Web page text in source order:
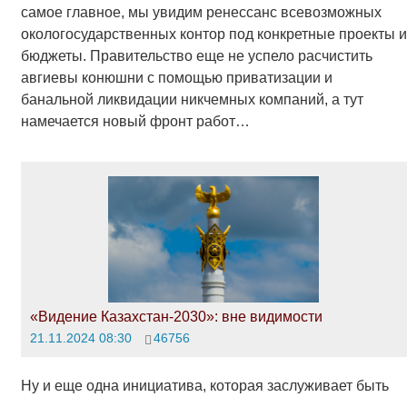
самое главное, мы увидим ренессанс всевозможных
окологосударственных контор под конкретные проекты и
бюджеты. Правительство еще не успело расчистить
авгиевы конюшни с помощью приватизации и
банальной ликвидации никчемных компаний, а тут
намечается новый фронт работ…
«Видение Казахстан-2030»: вне видимости
21.11.2024 08:30 46756
Ну и еще одна инициатива, которая заслуживает быть